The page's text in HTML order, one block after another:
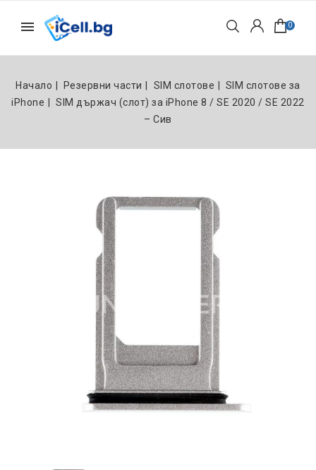
0
Начало Резервни части SIM слотове
SIM слотове за
iPhone
SIM държач (слот) за iPhone 8 / SE 2020 / SE 2022
– Сив